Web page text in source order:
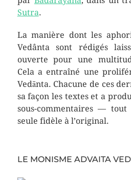
Sutra.
La manière dont les
Vedânta sont rédigés
ouverte pour une
Cela a entraîné une
Vedānta. Chacune de ces
sa façon les textes et a
sous-commentaires —
seule fidèle à l’original.
LE MONISME ADVAITA